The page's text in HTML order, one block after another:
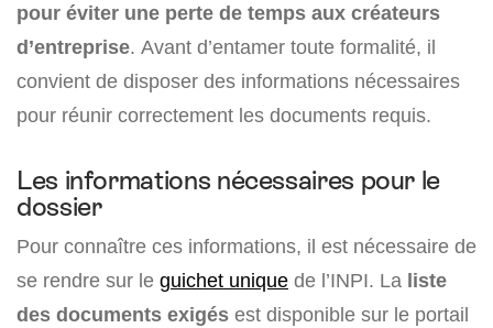
pour éviter une perte de temps aux créateurs
d’entreprise. Avant d’entamer toute formalité, il
convient de disposer des informations nécessaires
pour réunir correctement les documents requis.
Les informations nécessaires pour le
dossier
Pour connaître ces informations, il est nécessaire de
se rendre sur le guichet unique de l’INPI. La liste
des documents exigés est disponible sur le portail